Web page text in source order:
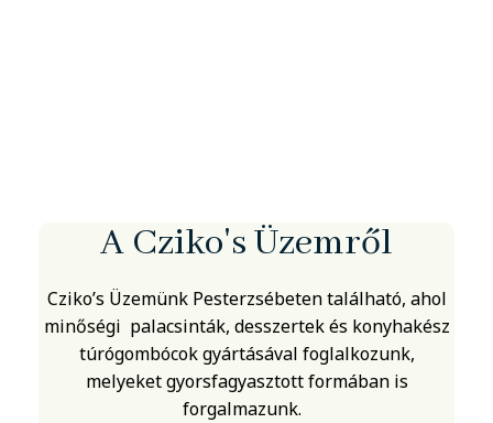
A Cziko's Üzemről
Cziko’s Üzemünk Pesterzsébeten található, ahol
minőségi palacsinták, desszertek és konyhakész
túrógombócok gyártásával foglalkozunk,
melyeket gyorsfagyasztott formában is
forgalmazunk.